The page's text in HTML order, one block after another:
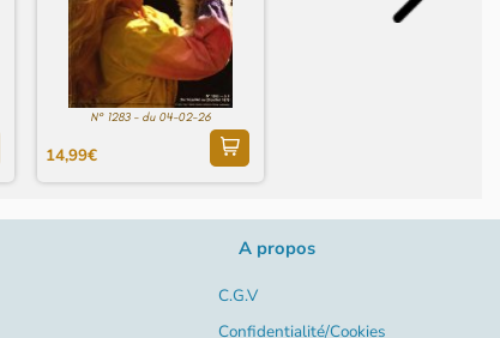
N° 1283 - du 04-02-26
14,99€
A propos
C.G.V
Confidentialité/Cookies